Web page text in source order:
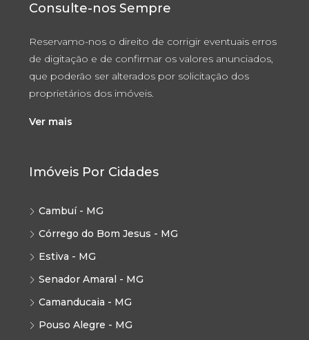
Consulte-nos Sempre
Reservamo-nos o direito de corrigir eventuais erros
de digitação e de confirmar os valores anunciados,
que poderão ser alterados por solicitação dos
proprietários dos imóveis.
Ver mais
Imóveis Por Cidades
Cambuí - MG
Córrego do Bom Jesus - MG
Estiva - MG
Senador Amaral - MG
Camanducaia - MG
Pouso Alegre - MG